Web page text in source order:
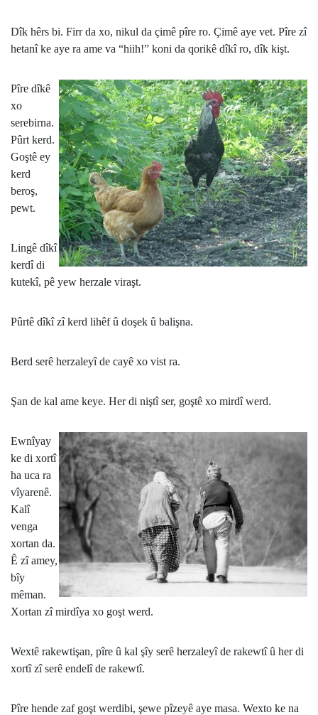
Dîk hêrs bi. Firr da xo, nikul da çimê pîre ro. Çimê aye vet. Pîre zî
hetanî ke aye ra ame va “hiih!” koni da qorikê dîkî ro, dîk kişt.
Pîre dîkê
xo
serebirna.
Pûrt kerd.
Goştê ey
kerd
beroş,
pewt.
Lingê dîkî
kerdî di
kutekî, pê yew herzale viraşt.
Pûrtê dîkî zî kerd lihêf û doşek û balişna.
Berd serê herzaleyî de cayê xo vist ra.
Şan de kal ame keye. Her di niştî ser, goştê xo mirdî werd.
Ewnîyay
ke di xortî
ha uca ra
vîyarenê.
Kalî
venga
xortan da.
Ê zî amey,
bîy
mêman.
Xortan zî mirdîya xo goşt werd.
Wextê rakewtişan, pîre û kal şîy serê herzaleyî de rakewtî û her di
xortî zî serê endelî de rakewtî.
Pîre hende zaf goşt werdibi, şewe pîzeyê aye masa. Wexto ke na